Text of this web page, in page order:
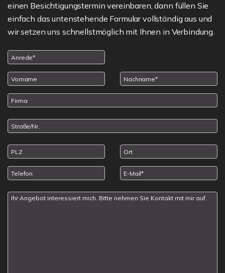
einen Besichtigungstermin vereinbaren, dann füllen Sie
einfach das untenstehende Formular vollständig aus und
wir setzen uns schnellstmöglich mit Ihnen in Verbindung.